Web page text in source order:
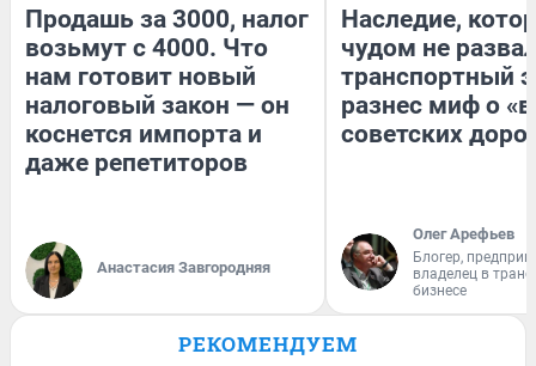
Продашь за 3000, налог
возьмут с 4000. Что
нам готовит новый
налоговый закон — он
коснется импорта и
даже репетиторов
Анастасия Завгородняя
Наследие,
чудом не
транспортный
разнес миф о
советских
Олег Арефьев
Блогер,
владелец в
бизнесе
РЕКОМЕНДУЕМ